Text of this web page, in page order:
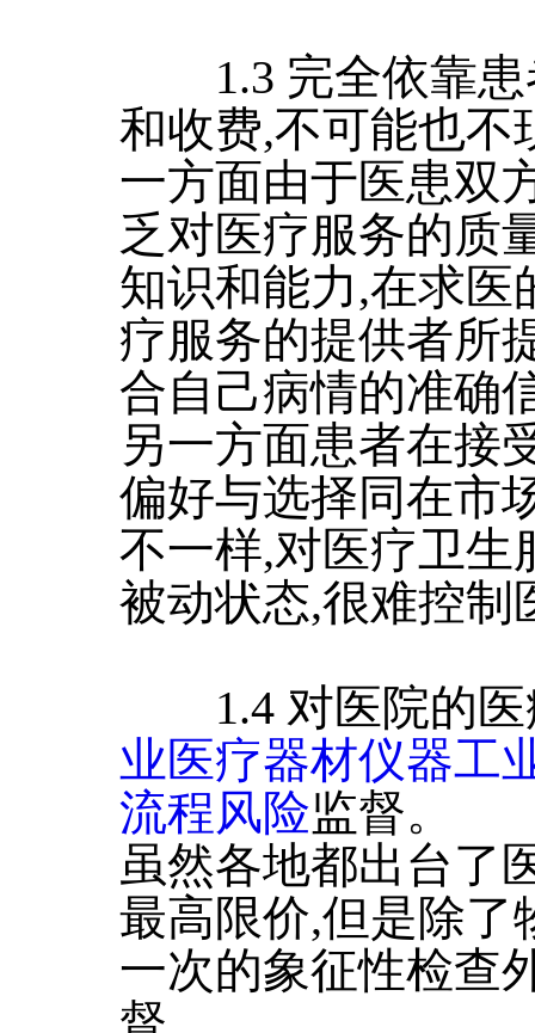
1.3 完全依靠患
和收费,不可能也不
一方面由于医患双
乏对医疗服务的质
知识和能力,在求医
疗服务的提供者所
合自己病情的准确
另一方面患者在接
偏好与选择同在市
不一样,对医疗卫生
被动状态,很难控制
1.4 对医院的医
业医疗器材仪器工
流程风险监督。
虽然各地都出台了
最高限价,但是除了
一次的象征性检查